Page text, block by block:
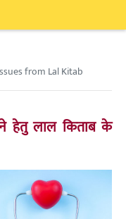
from Lal Kitab
हेतु लाल किताब के